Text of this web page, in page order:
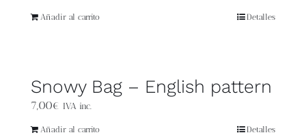
Añadir al carrito Detalles
Snowy Bag – English pattern
7,00€ IVA inc.
Añadir al carrito Detalles